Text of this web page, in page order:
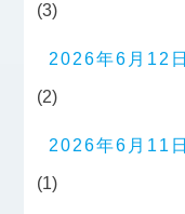
(3)
2026年6月12日
(2)
2026年6月11日
(1)